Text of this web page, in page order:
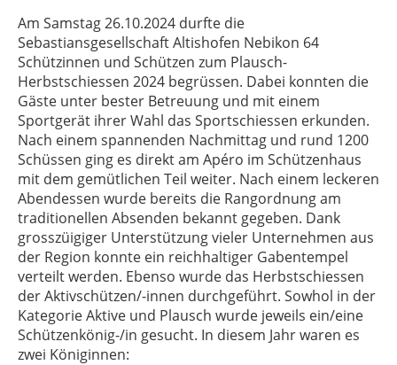
Am Samstag 26.10.2024 durfte die
Sebastiansgesellschaft Altishofen Nebikon 64
Schützinnen und Schützen zum Plausch-
Herbstschiessen 2024 begrüssen. Dabei konnten die
Gäste unter bester Betreuung und mit einem
Sportgerät ihrer Wahl das Sportschiessen erkunden.
Nach einem spannenden Nachmittag und rund 1200
Schüssen ging es direkt am Apéro im Schützenhaus
mit dem gemütlichen Teil weiter. Nach einem leckeren
Abendessen wurde bereits die Rangordnung am
traditionellen Absenden bekannt gegeben. Dank
grosszüigiger Unterstützung vieler Unternehmen aus
der Region konnte ein reichhaltiger Gabentempel
verteilt werden. Ebenso wurde das Herbstschiessen
der Aktivschützen/-innen durchgeführt. Sowhol in der
Kategorie Aktive und Plausch wurde jeweils ein/eine
Schützenkönig-/in gesucht. In diesem Jahr waren es
zwei Königinnen: